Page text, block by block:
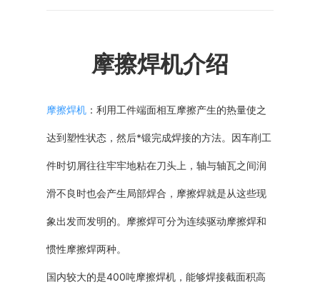
普通铣床
其他机床
摩擦焊机介绍
摩擦焊机：利用工件端面相互摩擦产生的热量使之
达到塑性状态，然后*锻完成焊接的方法。因车削工
件时切屑往往牢牢地粘在刀头上，轴与轴瓦之间润
滑不良时也会产生局部焊合，摩擦焊就是从这些现
象出发而发明的。摩擦焊可分为连续驱动摩擦焊和
惯性摩擦焊两种。
国内较大的是400吨摩擦焊机，能够焊接截面积高